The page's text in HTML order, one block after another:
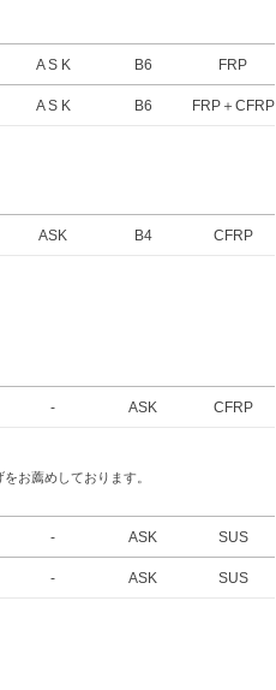
A S K B6 FRP
A S K B6 FRP＋CFRP
ASK B4 CFRP
- ASK CFRP
お薦めしております。
- ASK SUS
- ASK SUS